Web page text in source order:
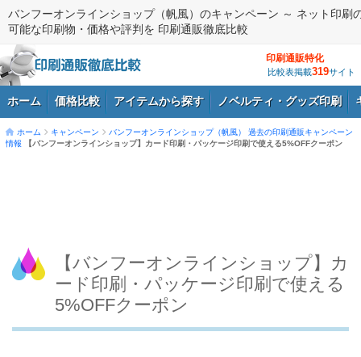
バンフーオンラインショップ（帆風）のキャンペーン ～ ネット印刷
可能な印刷物・価格や評判を 印刷通販徹底比較
印刷通販特化
比較表掲載319サイト
ホーム 価格比較 アイテムから探す ノベルティ・グッズ印刷
ホーム キャンペーン バンフーオンラインショップ（帆風）
過去の印刷通販キャンペーン
情報
【バンフーオンラインショップ】カード印刷・パッケージ印刷で使える5%OFFクーポン
【バンフーオンラインショップ】カ
ード印刷・パッケージ印刷で使える
5%OFFクーポン